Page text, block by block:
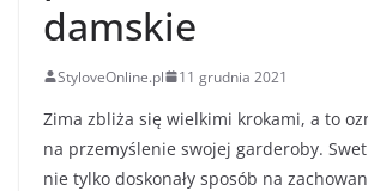
damskie
StyloveOnline.pl 11 grudnia 2021
Zima zbliża się wielkimi krokami, a to
na przemyślenie swojej garderoby.
nie tylko doskonały sposób na